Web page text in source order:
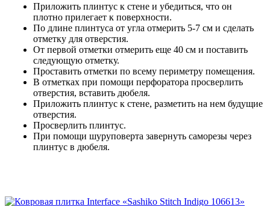
Приложить плинтус к стене и убедиться, что он
плотно прилегает к поверхности.
По длине плинтуса от угла отмерить 5-7 см и сделать
отметку для отверстия.
От первой отметки отмерить еще 40 см и поставить
следующую отметку.
Проставить отметки по всему периметру помещения.
В отметках при помощи перфоратора просверлить
отверстия, вставить дюбеля.
Приложить плинтус к стене, разметить на нем будущие
отверстия.
Просверлить плинтус.
При помощи шуруповерта завернуть саморезы через
плинтус в дюбеля.